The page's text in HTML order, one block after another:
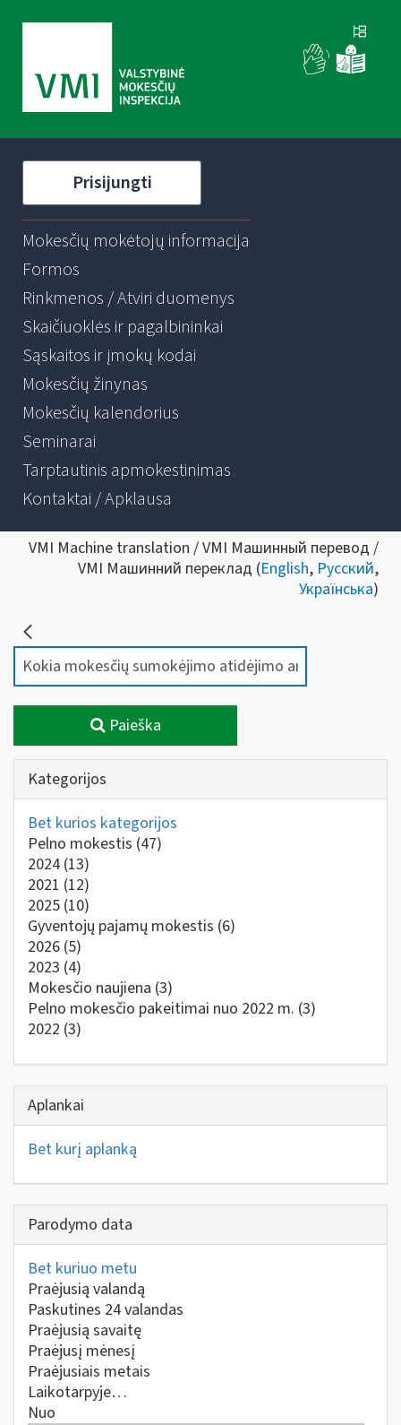
Prisijungti
Mokesčių mokėtojų informacija
Formos
Rinkmenos / Atviri duomenys
Skaičiuoklės ir pagalbininkai
Sąskaitos ir įmokų kodai
Mokesčių žinynas
Mokesčių kalendorius
Seminarai
Tarptautinis apmokestinimas
Kontaktai / Apklausa
VMI Machine translation / VMI Машинный перевод /
VMI Машинний переклад (English, Русский,
Українська)
Paieška
Kategorijos
Bet kurios kategorijos
Pelno mokestis (47)
2024 (13)
2021 (12)
2025 (10)
Gyventojų pajamų mokestis (6)
2026 (5)
2023 (4)
Mokesčio naujiena (3)
Pelno mokesčio pakeitimai nuo 2022 m. (3)
2022 (3)
Aplankai
Bet kurį aplanką
Parodymo data
Bet kuriuo metu
Praėjusią valandą
Paskutines 24 valandas
Praėjusią savaitę
Praėjusį mėnesį
Praėjusiais metais
Laikotarpyje…
Nuo